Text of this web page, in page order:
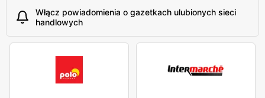
Włącz powiadomienia o gazetkach ulubionych sieci
handlowych